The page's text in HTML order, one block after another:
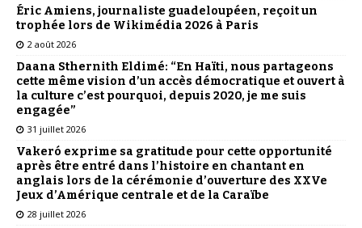
Éric Amiens, journaliste guadeloupéen, reçoit un
trophée lors de Wikimédia 2026 à Paris
2 août 2026
Daana Sthernith Eldimé: “En Haïti, nous partageons
cette même vision d’un accès démocratique et ouvert à
la culture c’est pourquoi, depuis 2020, je me suis
engagée”
31 juillet 2026
Vakeró exprime sa gratitude pour cette opportunité
après être entré dans l’histoire en chantant en
anglais lors de la cérémonie d’ouverture des XXVe
Jeux d’Amérique centrale et de la Caraïbe
28 juillet 2026